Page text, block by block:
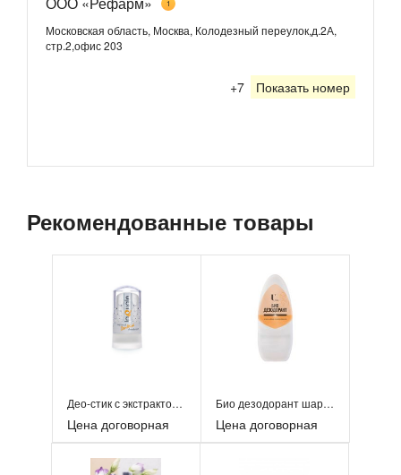
1
Московская область, Москва, Колодезный переулок,д.2А,
стр.2,офис 203
+7 Показать номер
Рекомендованные товары
Део-стик с экстрактом сосны
Цена договорная
Био дезодорант шариковый.
Цена договорная